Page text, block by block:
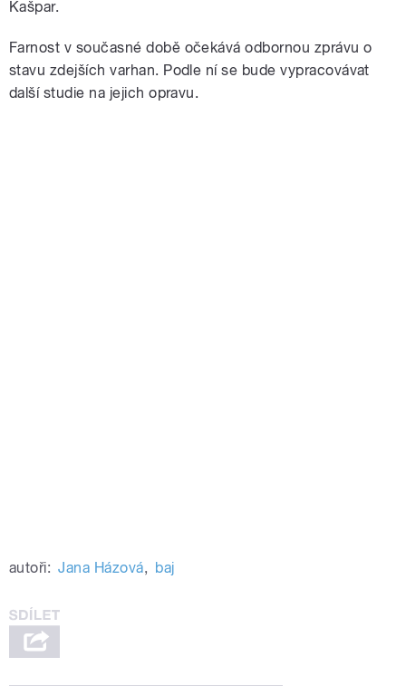
Kašpar.
Farnost v současné době očekává odbornou zprávu o
stavu zdejších varhan. Podle ní se bude vypracovávat
další studie na jejich opravu.
autoři: Jana Házová, baj